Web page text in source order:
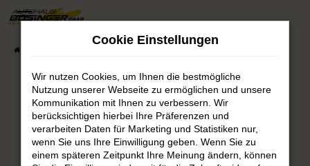
Zum
springen
Fahrzeug-Showroom
Fehler: Network Error
Beim Laden ist ein Fehler aufgetreten.
Hier sind ein paar Tipps, die dir helfen können:
Cookie Einstellungen
Wir nutzen Cookies, um Ihnen die bestmögliche
Nutzung unserer Webseite zu ermöglichen und unsere
Kommunikation mit Ihnen zu verbessern. Wir
berücksichtigen hierbei Ihre Präferenzen und
verarbeiten Daten für Marketing und Statistiken nur,
wenn Sie uns Ihre Einwilligung geben. Wenn Sie zu
einem späteren Zeitpunkt Ihre Meinung ändern, können